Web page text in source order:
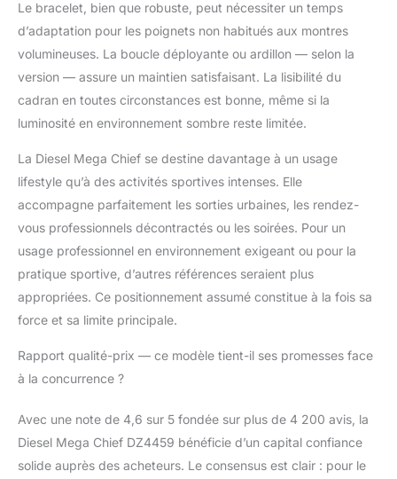
Le bracelet, bien que robuste, peut nécessiter un temps
d’adaptation pour les poignets non habitués aux montres
volumineuses. La boucle déployante ou ardillon — selon la
version — assure un maintien satisfaisant. La lisibilité du
cadran en toutes circonstances est bonne, même si la
luminosité en environnement sombre reste limitée.
La Diesel Mega Chief se destine davantage à un usage
lifestyle qu’à des activités sportives intenses. Elle
accompagne parfaitement les sorties urbaines, les rendez-
vous professionnels décontractés ou les soirées. Pour un
usage professionnel en environnement exigeant ou pour la
pratique sportive, d’autres références seraient plus
appropriées. Ce positionnement assumé constitue à la fois sa
force et sa limite principale.
Rapport qualité-prix — ce modèle tient-il ses promesses face
à la concurrence ?
Avec une note de 4,6 sur 5 fondée sur plus de 4 200 avis, la
Diesel Mega Chief DZ4459 bénéficie d’un capital confiance
solide auprès des acheteurs. Le consensus est clair : pour le